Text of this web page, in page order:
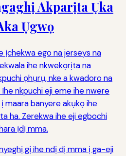
Akparịta Ụka
Ụgwọ
ịchekwa ego na jerseys na
ihe nkwekọrịta na
ọhụrụ, nke a kwadoro na
nkpuchi eji eme ihe nwere
maara banyere akụkọ ihe
ha. Zerekwa ihe eji egbochi
ịdị mma.
gị ihe ndị dị mma ị ga-eji